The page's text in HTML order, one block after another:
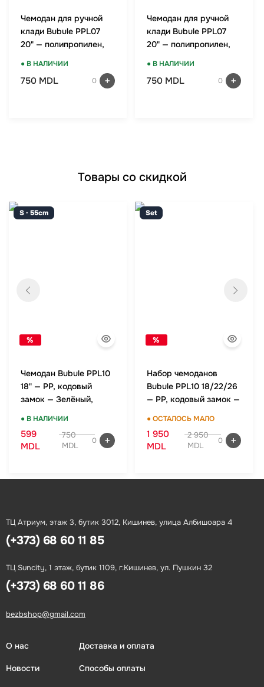
Чемодан для ручной
клади Bubule PPL07
20" — полипропилен,
● В НАЛИЧИИ
750 MDL 0
Чемодан для ручной
клади Bubule PPL07
20" — полипропилен,
● В НАЛИЧИИ
750 MDL 0
Товары со скидкой
S · 55cm
%
Чемодан Bubule PPL10
18" — PP, кодовый
замок — Зелёный,
● В НАЛИЧИИ
599
MDL
750
MDL
0
Set
%
Набор чемоданов
Bubule PPL10 18/22/26
— PP, кодовый замок —
● ОСТАЛОСЬ МАЛО
1 950
MDL
2 950
MDL
0
ТЦ Атриум, этаж 3, бутик 3012, Кишинев, улица Албишоара 4
(+373) 68 60 11 85
ТЦ Suncity, 1 этаж, бутик 1109, г.Кишинев, ул. Пушкин 32
(+373) 68 60 11 86
bezbshop@gmail.com
О нас
Новости
Доставка и оплата
Способы оплаты